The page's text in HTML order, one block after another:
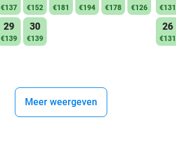
€137 €152 €181 €194 €178 €126
29
€139
30
€139
€131
26
€131
Meer weergeven